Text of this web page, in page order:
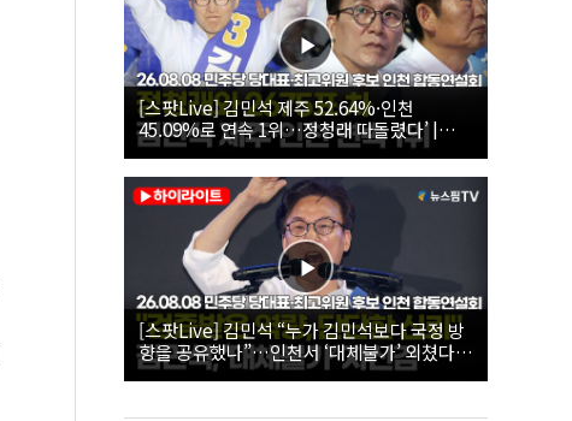
[스팟Live] 김민석 제주 52.64%·인천
45.09%로 연속 1위…정청래 따돌렸다’ |
26.08.08 더불어민주당 당대표·최고위원 후
보 인천 합동연설회
[스팟Live] 김민석 “누가 김민석보다 국정 방
향을 공유했나”…인천서 ‘대체불가’ 외쳤다 |
26.08.08 더불어민주당 당대표·최고위원 후